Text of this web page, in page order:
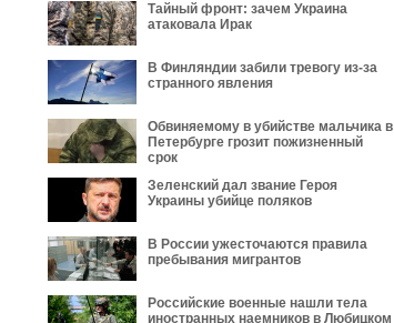
Тайный фронт: зачем Украина
атаковала Ирак
В Финляндии забили тревогу из-за
странного явления
Обвиняемому в убийстве мальчика в
Петербурге грозит пожизненный
срок
Зеленский дал звание Героя
Украины убийце поляков
В России ужесточаются правила
пребывания мигрантов
Российские военные нашли тела
иностранных наемников в Любицком